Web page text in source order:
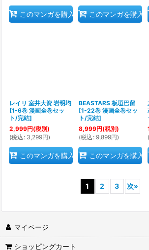
このマンガを購入 このマンガを購入
レイリ 室井大資 岩明均
[1-6巻 漫画全巻セッ
ト/完結]
2,999円(税別)
(税込 : 3,299円)
このマンガを購入
BEASTARS 板垣巴留
[1-22巻 漫画全巻セッ
ト/完結]
8,999円(税別)
(税込 : 9,899円)
このマンガを購入
1 2 3 次»
マイページ
ショッピングカート